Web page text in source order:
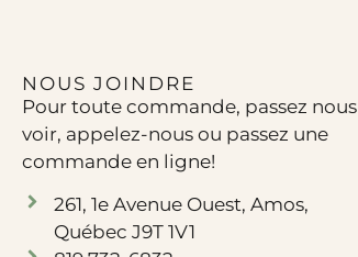
NOUS JOINDRE
Pour toute commande, passez nous
voir, appelez-nous ou passez une
commande en ligne!
261, 1e Avenue Ouest, Amos,
Québec J9T 1V1